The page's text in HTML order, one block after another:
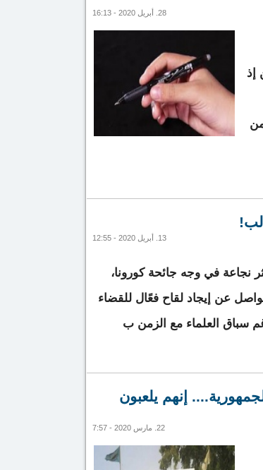
28. أبريل 2020 - 16:13
إذ
13. أبريل 2020 - 12:55
نجاعة في وجه جائحة كورونا،
عن إيجاد لقاح فعًال للقضاء
سباق العلماء مع الزمن ب
إنهم يلعبون
22. مارس 2020 - 7:57